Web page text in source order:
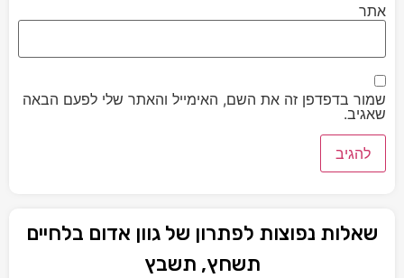
אתר
שמור בדפדפן זה את השם, האימייל והאתר שלי לפעם הבאה
שאגיב.
שאלות נפוצות לפתרון של גוון אדום בלחיים
תשחץ, תשבץ